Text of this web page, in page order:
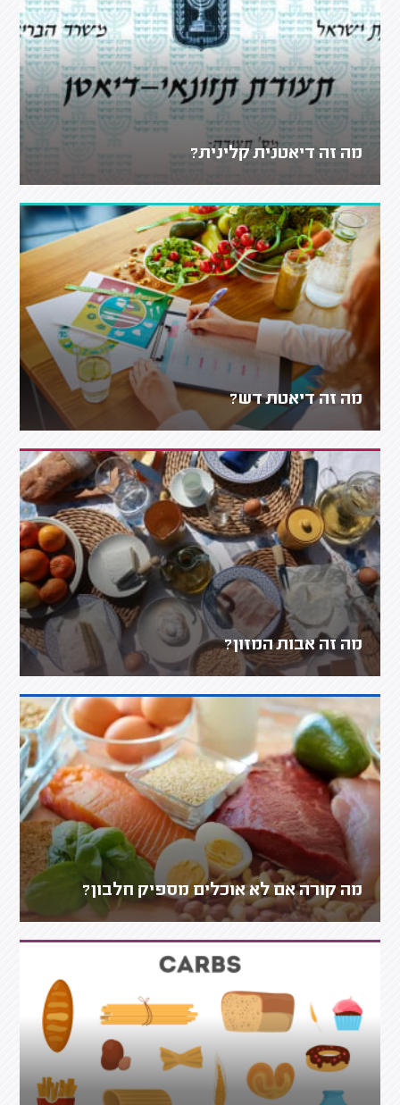
מה זה דיאטנית קלינית?
מה זה דיאטת דש?
מה זה אבות המזון?
מה קורה אם לא אוכלים מספיק חלבון?